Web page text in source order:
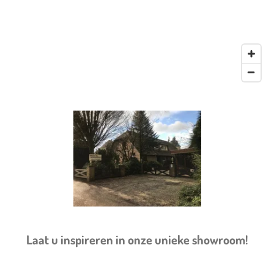
Laat u inspireren in onze unieke showroom!